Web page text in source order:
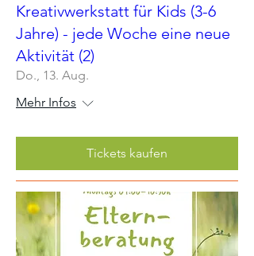
Kreativwerkstatt für Kids (3-6
Jahre) - jede Woche eine neue
Aktivität (2)
Do., 13. Aug.
Mehr Infos
Tickets kaufen